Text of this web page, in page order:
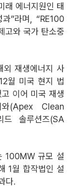
래 에너지원인 태
”라며, “RE100
고와 국가 탄소중
외 재생에너지 사
월 미국 현지 법
이어 미국 재생
와(Apex Clean
드 솔루션즈(SA
100MW 규모 설
1월 합작법인 설
다.